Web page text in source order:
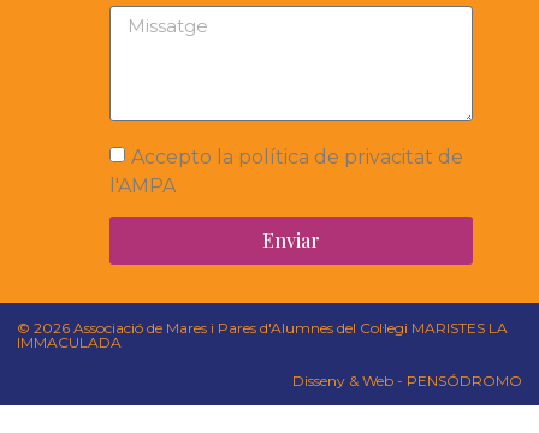
Accepto la política de privacitat de
l'AMPA
Enviar
© 2026 Associació de Mares i Pares d'Alumnes del Col·legi MARISTES LA
IMMACULADA
Disseny & Web - PENSÓDROMO